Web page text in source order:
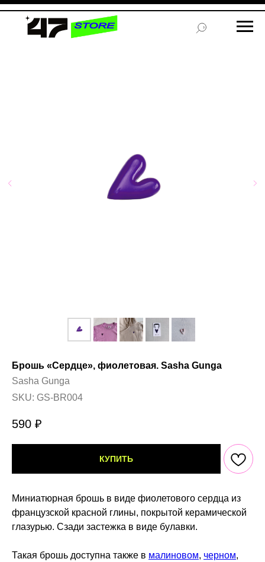
Брошь «Сердце», фиолетовая. Sasha Gunga
Sasha Gunga
SKU: GS-BR004
590 ₽
КУПИТЬ
Миниатюрная брошь в виде фиолетового сердца из
французской красной глины, покрытой керамической
глазурью. Сзади застежка в виде булавки.
Такая брошь доступна также в малиновом, черном,